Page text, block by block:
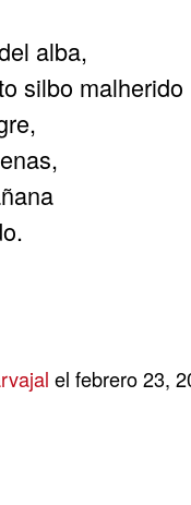
alba,
silbo malherido
el febrero 23,